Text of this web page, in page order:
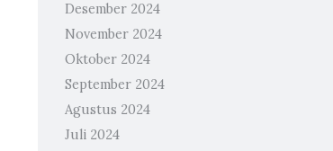
Desember 2024
November 2024
Oktober 2024
September 2024
Agustus 2024
Juli 2024